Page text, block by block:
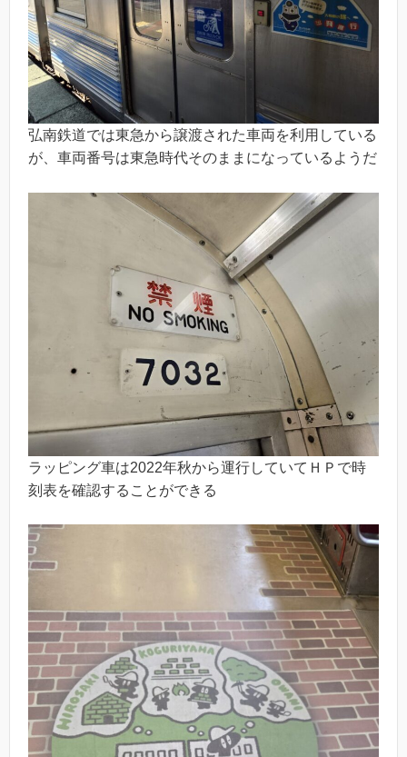
弘南鉄道では東急から譲渡された車両を利用している
が、車両番号は東急時代そのままになっているようだ
ラッピング車は2022年秋から運行していてＨＰで時
刻表を確認することができる